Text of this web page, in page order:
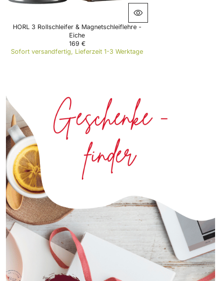
5
HORL 3 Rollschleifer & Magnetschleiflehre -
Eiche
R
E
R
P
I
C
E
169 €
Sofort versandfertig, Lieferzeit 1-3 Werktage